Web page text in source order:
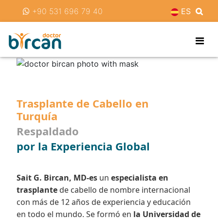
+90 531 696 79 40 ES
Trasplante de Cabello en
Turquía
Respaldado
por la Experiencia Global
Sait G. Bircan, MD-esun especialista en
trasplantede cabello de nombre internacional
con más de 12 años de experiencia y educación
en todo el mundo. Se formó en la Universidad de